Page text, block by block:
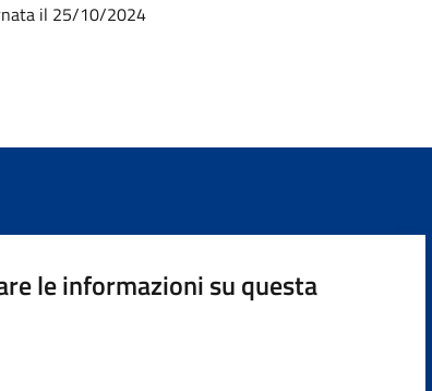
il 25/10/2024
le informazioni su questa